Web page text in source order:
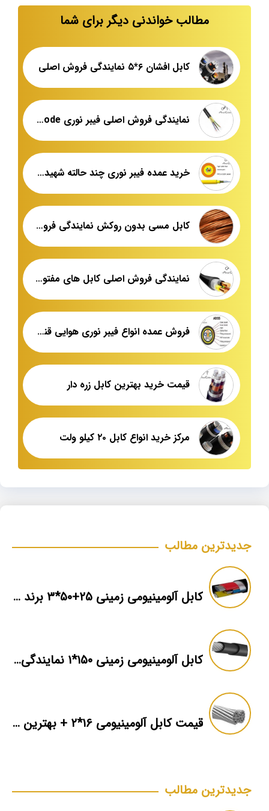
مطالب خواندنی دیگر برای شما
کابل افشان ۶*۵ نمایندگی فروش اصلی
نمایندگی فروش اصلی فیبر نوری single mode
خرید عمده فیبر نوری چند حالته شهید قندی یزد
کابل مسی بدون روکش نمایندگی فروش
نمایندگی فروش اصلی کابل های مفتولی فشار ضعیف
فروش عمده انواع فیبر نوری هوایی قندی
قیمت خرید بهترین کابل زره دار
مرکز خرید انواع کابل ۲۰ کیلو ولت
جدیدترین مطالب
کابل آلومینیومی زمینی ۲۵+۵۰*۳ برند ماهان
کابل آلومینیومی زمینی ۱۵۰*۱ نمایندگی فروش
قیمت کابل آلومینیومی ۱۶*۲ + بهترین برند بازار + اطلاعات فنی
جدیدترین مطالب